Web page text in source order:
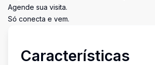
Agende sua visita.
Só conecta e vem.
Características